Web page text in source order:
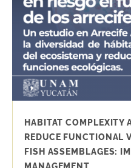
HABITAT COMPLEXITY
REDUCE FUNCTIONAL
FISH ASSEMBLAGES: